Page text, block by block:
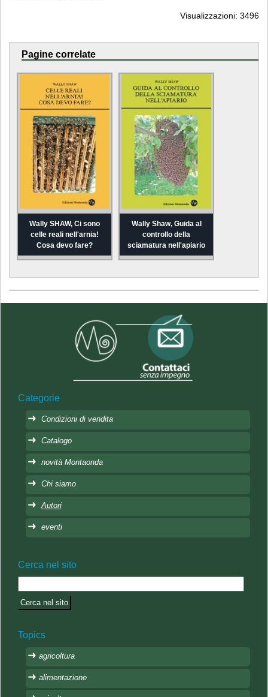
Visualizzazioni: 3496
Pagine correlate
Wally SHAW, Ci sono
celle reali nell'arnia!
Cosa devo fare?
Wally Shaw, Guida al
controllo della
sciamatura nell'apiario
Categorie
Condizioni di vendita
Catalogo
novità Montaonda
Chi siamo
Autori
eventi
Cerca nel sito
Topics
agricoltura
alimentazione